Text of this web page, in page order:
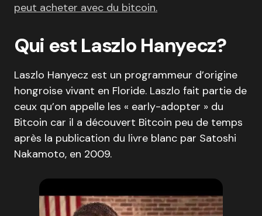
peut acheter avec du bitcoin.
Qui est Laszlo Hanyecz?
Laszlo Hanyecz est un programmeur d’origine
hongroise vivant en Floride. Laszlo fait partie de
ceux qu’on appelle les « early-adopter » du
Bitcoin car il a découvert Bitcoin peu de temps
après la publication du livre blanc par Satoshi
Nakamoto, en 2009.